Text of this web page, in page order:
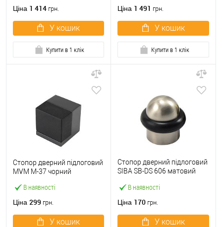
Ціна 1 414 грн.
У кошик
Купити в 1 клік
Ціна 1 491 грн.
У кошик
Купити в 1 клік
В наявності
Стопор дверний підлоговий
MVM M-37 чорний
Ціна 299 грн.
У кошик
В наявності
Стопор дверний підлоговий
SIBA SB-DS 606 матовий
Ціна 170 грн.
У кошик